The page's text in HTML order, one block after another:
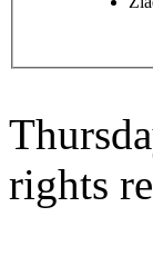
rights